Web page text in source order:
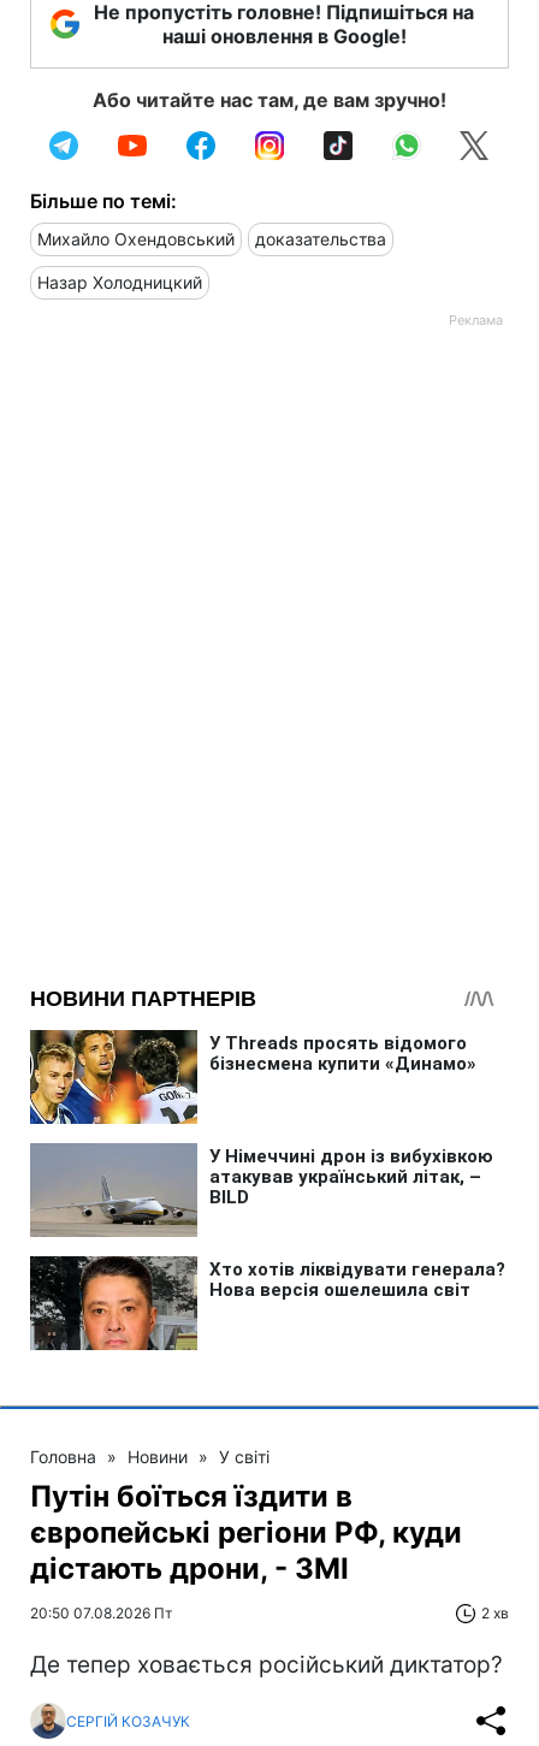
Не пропустіть головне! Підпишіться на
наші оновлення в Google!
Або читайте нас там, де вам зручно!
Більше по темі:
Михайло Охендовський доказательства
Назар Холодницкий
Головна » Новини » У світі
Путін боїться їздити в
європейські регіони РФ, куди
дістають дрони, - ЗМІ
20:50 07.08.2026 Пт 2 хв
Де тепер ховається російський диктатор?
СЕРГІЙ КОЗАЧУК